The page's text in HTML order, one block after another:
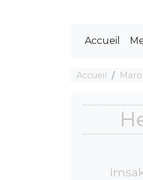
Accueil
Accueil